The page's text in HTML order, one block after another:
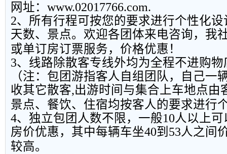
网址： www.02017766.com.
2、所有行程可按您的要求进行个性化
天数、景点。欢迎各团体来电咨询，我
或单订房订票服务，价格优惠！
3、线路除散客专线外均为全程不进购
（注：包团游指客人自组团队，自己一
收其它散客,出游时间与集合上车地点由
景点、餐饮、住宿均按客人的要求进行
4、独立包团人数不限，一般10人以上
房价优惠，其中每辆车坐40到 53人之间
较高。